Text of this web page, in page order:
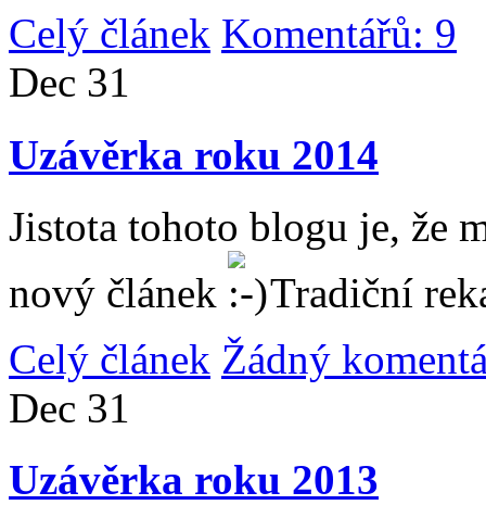
Celý článek Komentářů: 9
Dec 31
Uzávěrka roku 2014
Jistota tohoto blogu je, že
nový článek
Tradiční
Celý článek Žádný
Dec 31
Uzávěrka roku 2013